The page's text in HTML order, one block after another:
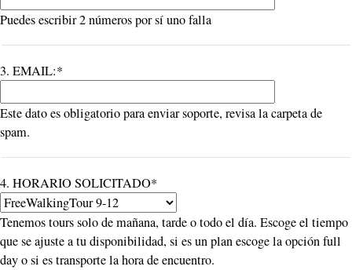
Puedes escribir 2 números por sí uno falla
3. EMAIL:*
Este dato es obligatorio para enviar soporte, revisa la carpeta de
spam.
4. HORARIO SOLICITADO*
Tenemos tours solo de mañana, tarde o todo el día. Escoge el tiempo
que se ajuste a tu disponibilidad, si es un plan escoge la opción full
day o si es transporte la hora de encuentro.